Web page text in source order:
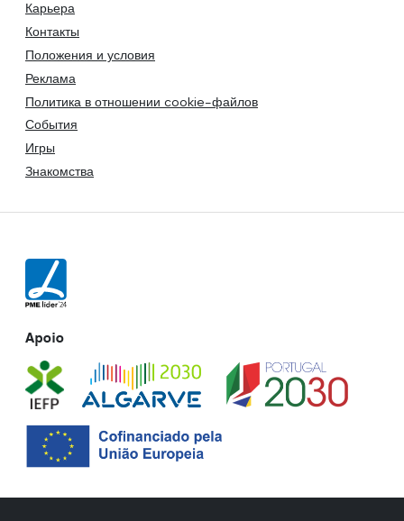
Карьера
Контакты
Положения и условия
Реклама
Политика в отношении cookie-файлов
События
Игры
Знакомства
Apoio